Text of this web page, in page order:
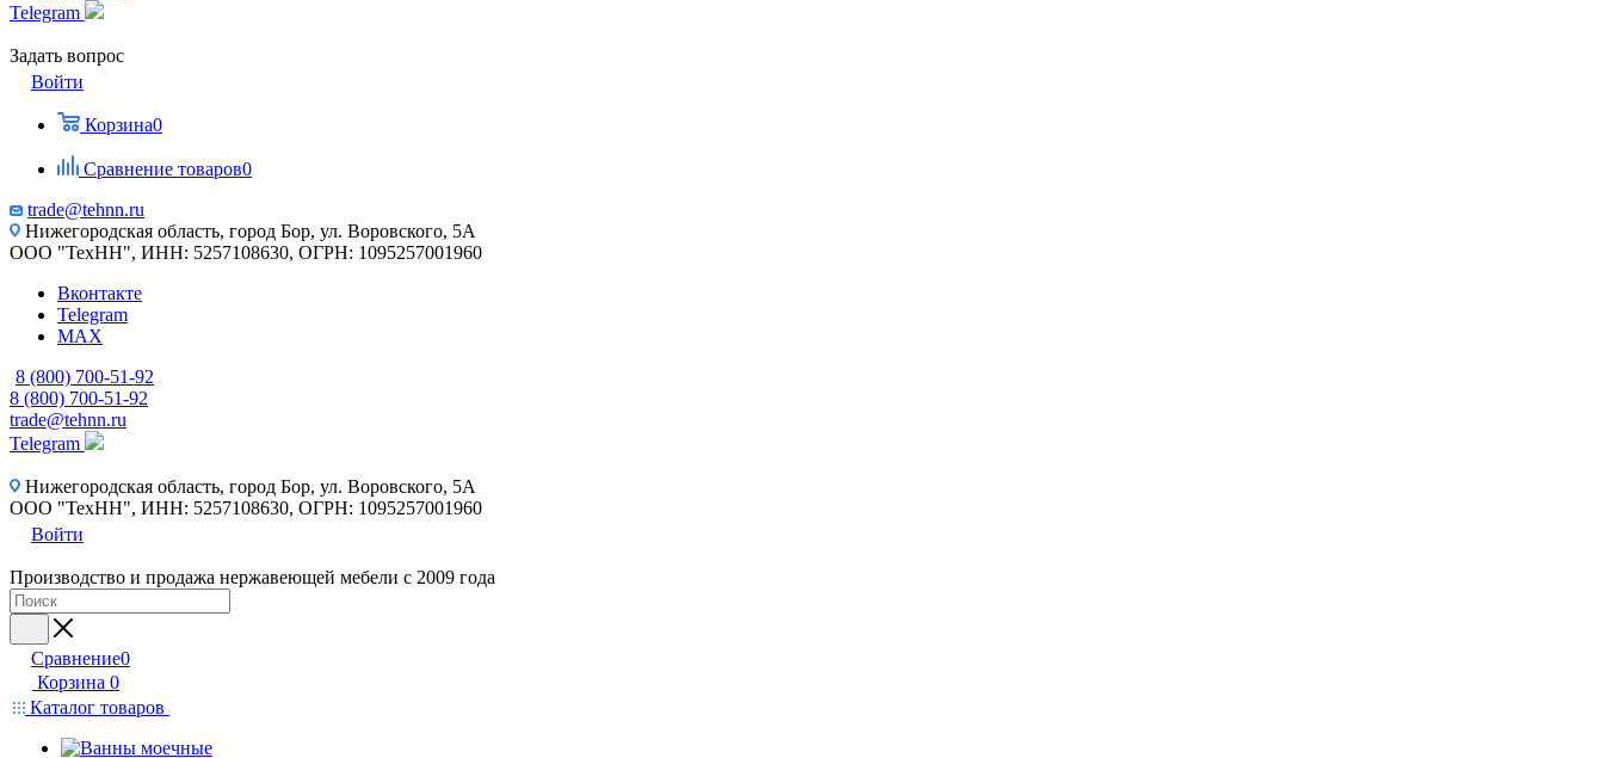
Telegram
Задать вопрос
Войти
Корзина0
Сравнение товаров0
trade@tehnn.ru
Нижегородская область, город Бор, ул. Воровского, 5А
ООО "ТехНН", ИНН: 5257108630, ОГРН: 1095257001960
Вконтакте
Telegram
MAX
8 (800) 700-51-92
8 (800) 700-51-92
trade@tehnn.ru
Telegram
Нижегородская область, город Бор, ул. Воровского, 5А
ООО "ТехНН", ИНН: 5257108630, ОГРН: 1095257001960
Войти
Производство и продажа нержавеющей мебели с 2009 года
Сравнение0
Корзина 0
Каталог товаров